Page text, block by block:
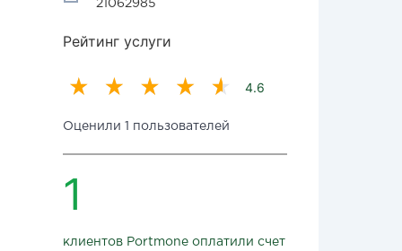
21062985
Рейтинг услуги
4.6
Оценили 1 пользователей
1
клиентов Portmone оплатили счет